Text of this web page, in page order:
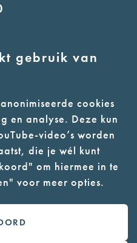
gebruik van
cookies
en analyse. Deze kun
video’s worden
die je wél kunt
om hiermee in te
voor meer opties.
of in de
grond)